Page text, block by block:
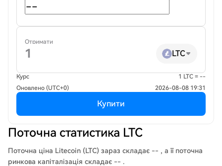
Отримати
LTC
Курс
1 LTC = --
Оновлено (UTC+0)
2026-08-08 19:31
Купити
Поточна статистика LTC
Поточна ціна Litecoin (LTC) зараз складає -- , а її поточна
ринкова капіталізація складає -- .